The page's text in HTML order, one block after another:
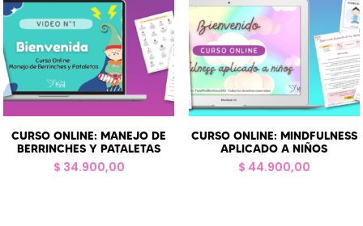
CURSO ONLINE: MANEJO DE
BERRINCHES Y PATALETAS
$ 34.900,00
CURSO ONLINE: MINDFULNESS
APLICADO A NIÑOS
$ 44.900,00